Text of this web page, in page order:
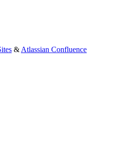
& Atlassian Confluence